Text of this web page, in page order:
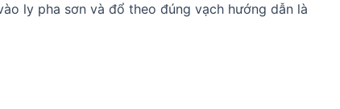
ly pha sơn và đổ theo đúng vạch hướng dẫn là